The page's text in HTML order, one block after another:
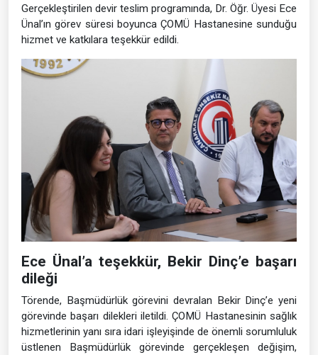
Gerçekleştirilen devir teslim programında, Dr. Öğr. Üyesi Ece
Ünal’ın görev süresi boyunca ÇOMÜ Hastanesine sunduğu
hizmet ve katkılara teşekkür edildi.
Ece Ünal’a teşekkür, Bekir Dinç’e başarı
dileği
Törende, Başmüdürlük görevini devralan Bekir Dinç’e yeni
görevinde başarı dilekleri iletildi. ÇOMÜ Hastanesinin sağlık
hizmetlerinin yanı sıra idari işleyişinde de önemli sorumluluk
üstlenen Başmüdürlük görevinde gerçekleşen değişim,